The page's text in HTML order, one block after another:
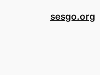
sesgo.org